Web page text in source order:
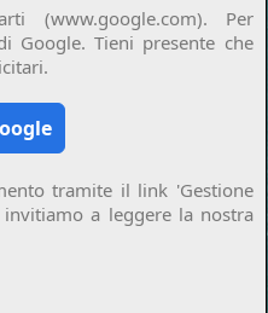
(www.google.com). Per
Google. Tieni presente che
tramite il link 'Gestione
a leggere la nostra